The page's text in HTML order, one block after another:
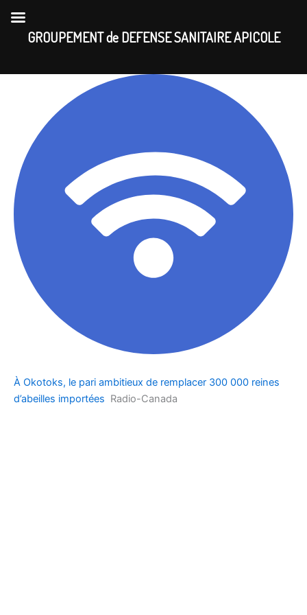
content
À Okotoks, le pari ambitieux de remplacer 300 000 reines
d’abeilles importées Radio-Canada
GROUPEMENT de DEFENSE SANITAIRE APICOLE